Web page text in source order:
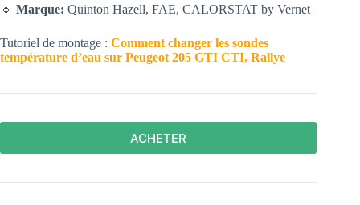
🔹 Marque: Quinton Hazell, FAE, CALORSTAT by Vernet
Tutoriel de montage : Comment changer les sondes
température d’eau sur Peugeot 205 GTI CTI, Rallye
ACHETER